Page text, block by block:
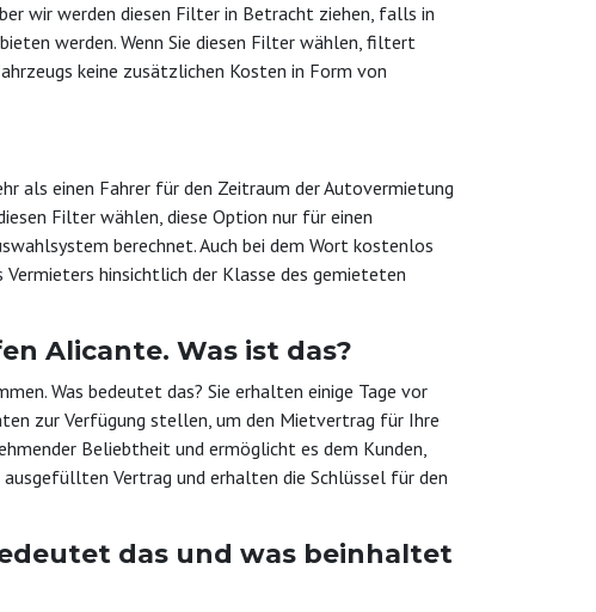
wir werden diesen Filter in Betracht ziehen, falls in
werden. Wenn Sie diesen Filter wählen, filtert
keine zusätzlichen Kosten in Form von
als einen Fahrer für den Zeitraum der Autovermietung
Filter wählen, diese Option nur für einen
berechnet. Auch bei dem Wort kostenlos
hinsichtlich der Klasse des gemieteten
Alicante. Was ist das?
Was bedeutet das? Sie erhalten einige Tage vor
zur Verfügung stellen, um den Mietvertrag für Ihre
Beliebtheit und ermöglicht es dem Kunden,
Vertrag und erhalten die Schlüssel für den
das und was beinhaltet